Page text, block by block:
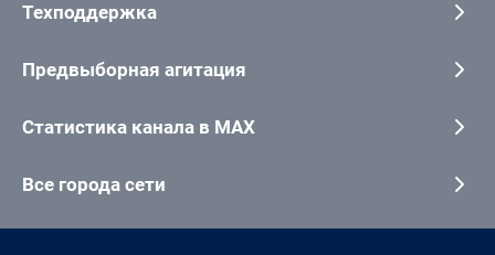
Техподдержка
Предвыборная агитация
Статистика канала в MAX
Все города сети